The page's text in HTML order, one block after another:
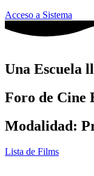
Acceso a Sistema
Una Escuela
Foro de Cine
Modalidad:
Lista de Films